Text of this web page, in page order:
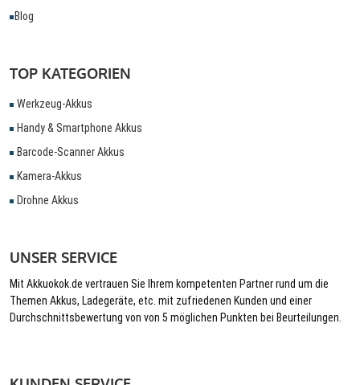
Blog
TOP KATEGORIEN
Werkzeug-Akkus
Handy & Smartphone Akkus
Barcode-Scanner Akkus
Kamera-Akkus
Drohne Akkus
UNSER SERVICE
Mit Akkuokok.de vertrauen Sie Ihrem kompetenten Partner rund um die
Themen Akkus, Ladegeräte, etc. mit zufriedenen Kunden und einer
Durchschnittsbewertung von von 5 möglichen Punkten bei Beurteilungen.